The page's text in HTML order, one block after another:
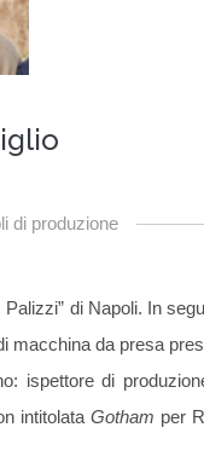
di produzione
di Napoli. In
da presa
ispettore di
intitolata Gotham per